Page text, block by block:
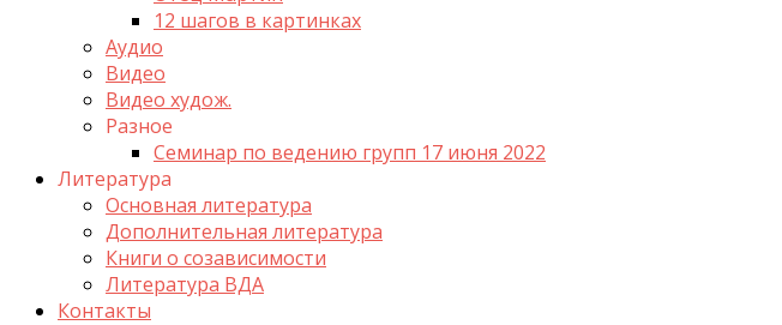
12 шагов в картинках
Аудио
Видео
Видео худож.
Разное
Семинар по ведению групп 17 июня 2022
Литература
Основная литература
Дополнительная литература
Книги о созависимости
Литература ВДА
Контакты